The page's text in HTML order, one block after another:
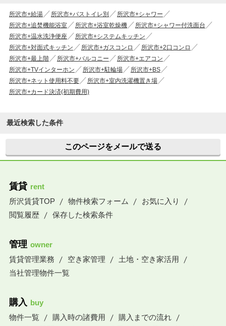
所沢市+給湯 所沢市+バストイレ別
所沢市+シャワー
所沢市+追焚機能浴室
所沢市+浴室乾燥機
所沢市+シャワー付洗面台
所沢市+温水洗浄便座
所沢市+システムキッチン
所沢市+対面式キッチン
所沢市+ガスコンロ
所沢市+2口コンロ
所沢市+最上階
所沢市+バルコニー
所沢市+エアコン
所沢市+TVインターホン
所沢市+駐輪場
所沢市+BS
所沢市+ネット使用料不要
所沢市+室内洗濯機置き場
所沢市+カード決済(初期費用)
最近検索した条件
このページをメールで送る
賃貸 rent
所沢賃貸TOP
物件検索フォーム
お気に入り
閲覧履歴
保存した検索条件
管理 owner
賃貸管理業務
空き家管理
土地・空き家活用
当社管理物件一覧
購入 buy
物件一覧
購入時の諸費用
購入までの流れ